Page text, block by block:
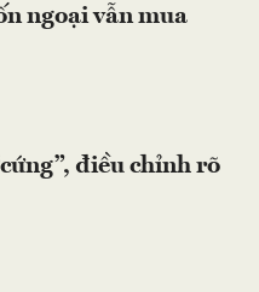
ngoại vẫn mua
điều chỉnh rõ